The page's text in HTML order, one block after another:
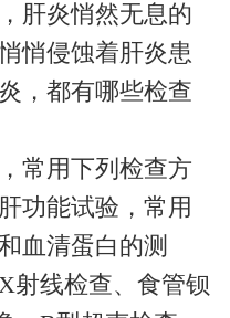
肝炎悄然无息的
悄侵蚀着肝炎患
，都有哪些检查
常用下列检查方
功能试验，常用
血清蛋白的测
射线检查、食管钡